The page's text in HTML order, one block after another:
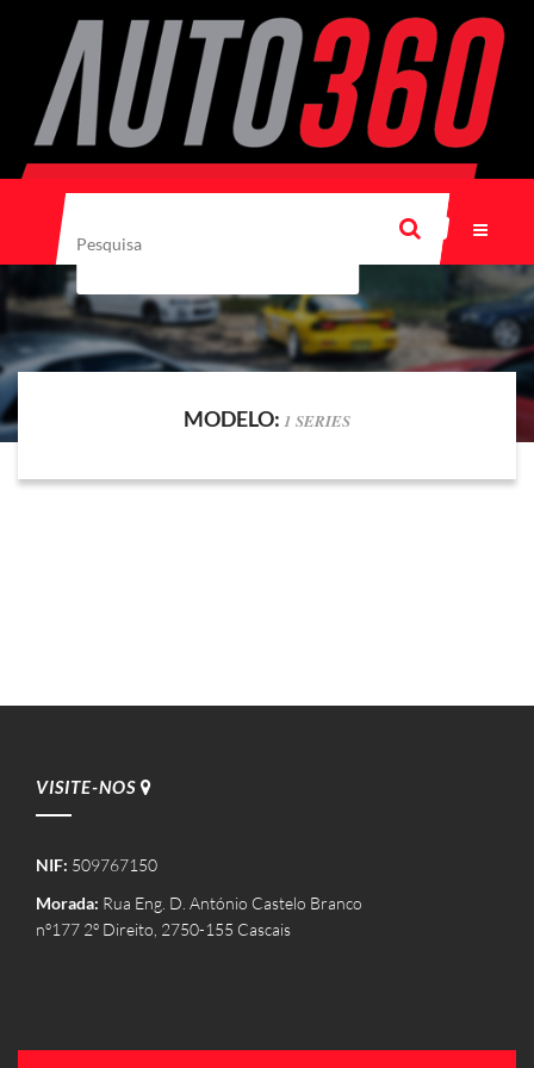
MODELO: 1 SERIES
VISITE-NOS
NIF: 509767150
Morada: Rua Eng. D. António Castelo Branco
nº177 2º Direito, 2750-155 Cascais